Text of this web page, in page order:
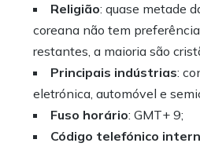
Religião: quase metade
coreana não tem
restantes, a maioria são
Principais indústrias:
eletrónica, automóvel e
Fuso horário: GMT+ 9;
Código telefónico